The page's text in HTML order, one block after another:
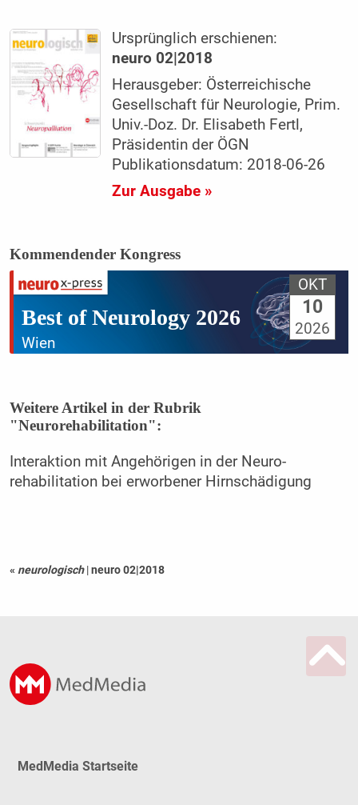
Ursprünglich erschienen:
neuro 02|2018
Herausgeber: Österreichische
Gesellschaft für Neurologie, Prim.
Univ.-Doz. Dr. Elisabeth Fertl,
Präsidentin der ÖGN
Publikationsdatum: 2018-06-26
Zur Ausgabe »
Kommendender Kongress
Best of Neurology 2026
Wien
OKT
10
2026
Weitere Artikel in der Rubrik
"Neurorehabilitation":
Interaktion mit Angehörigen in der Neuro­
rehabilitation bei erworbener Hirnschädigung
« neurologisch |neuro 02|2018
MedMedia Startseite